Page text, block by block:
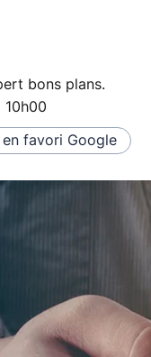
bons plans.
10h00
favori Google